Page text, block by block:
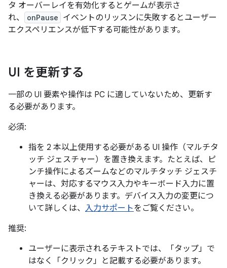
タ オーバーレイを有効化するとゲームが表示さ
れ、
onPause イベントのリッスンに失敗するとユーザー
エクスペリエンスが低下する可能性があります。
UI を更新する
一部の UI 要素や操作は PC に適していないため、更新す
る必要があります。
必須:
指を 2 本以上使用する必要がある UI 操作（マルチタ
ッチ ジェスチャー）を置き換えます。たとえば、ピ
ンチ操作によるズームなどのマルチタッチ ジェスチ
ャーは、対応するマウス入力やキーボード入力に置
き換える必要があります。デバイス入力の変更につ
いて詳しくは、 入力サポートをご覧ください。
推奨:
ユーザーに表示されるテキストでは、「タップ」で
はなく「クリック」と記載する必要があります。